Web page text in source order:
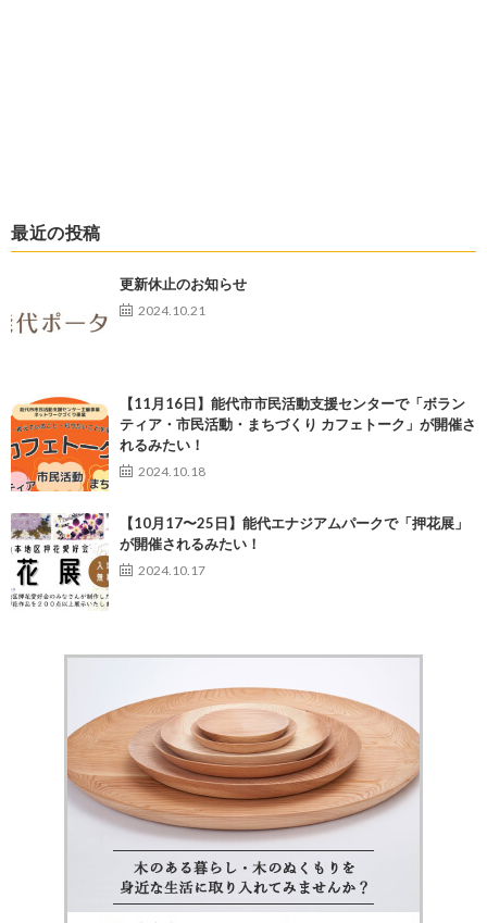
最近の投稿
更新休止のお知らせ
2024.10.21
【11月16日】能代市市民活動支援センターで「ボラン
ティア・市民活動・まちづくり カフェトーク」が開催さ
れるみたい！
2024.10.18
【10月17〜25日】能代エナジアムパークで「押花展」
が開催されるみたい！
2024.10.17